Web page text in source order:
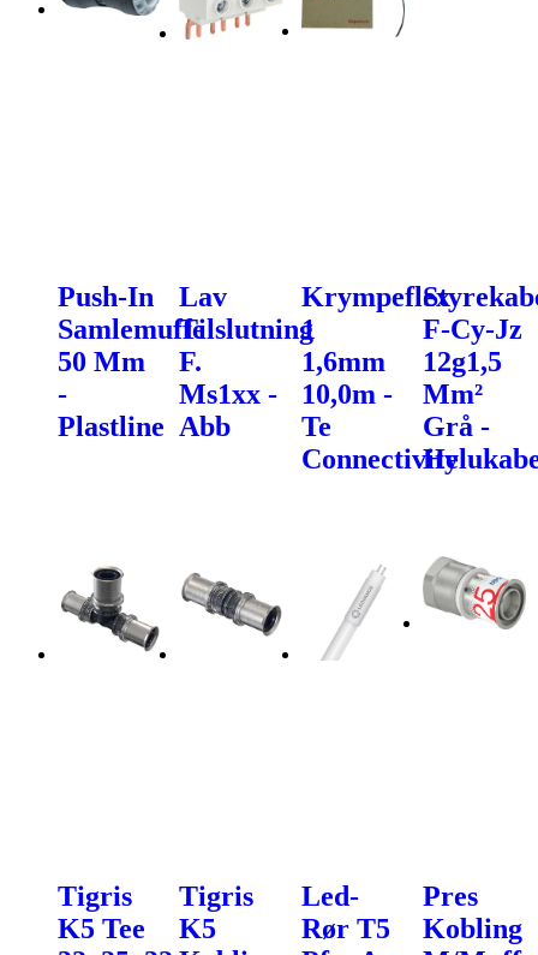
Push-In
Samlemuffe
50 Mm
-
Plastline
Lav
Tilslutning
F.
Ms1xx -
Abb
Krympeflex
1
1,6mm
10,0m -
Te
Connectivity
F-Cy-Jz
12g1,5
Mm²
Grå -
Tigris
K5 Tee
Tigris
K5
Led-
Rør T5
Pres
Kobling